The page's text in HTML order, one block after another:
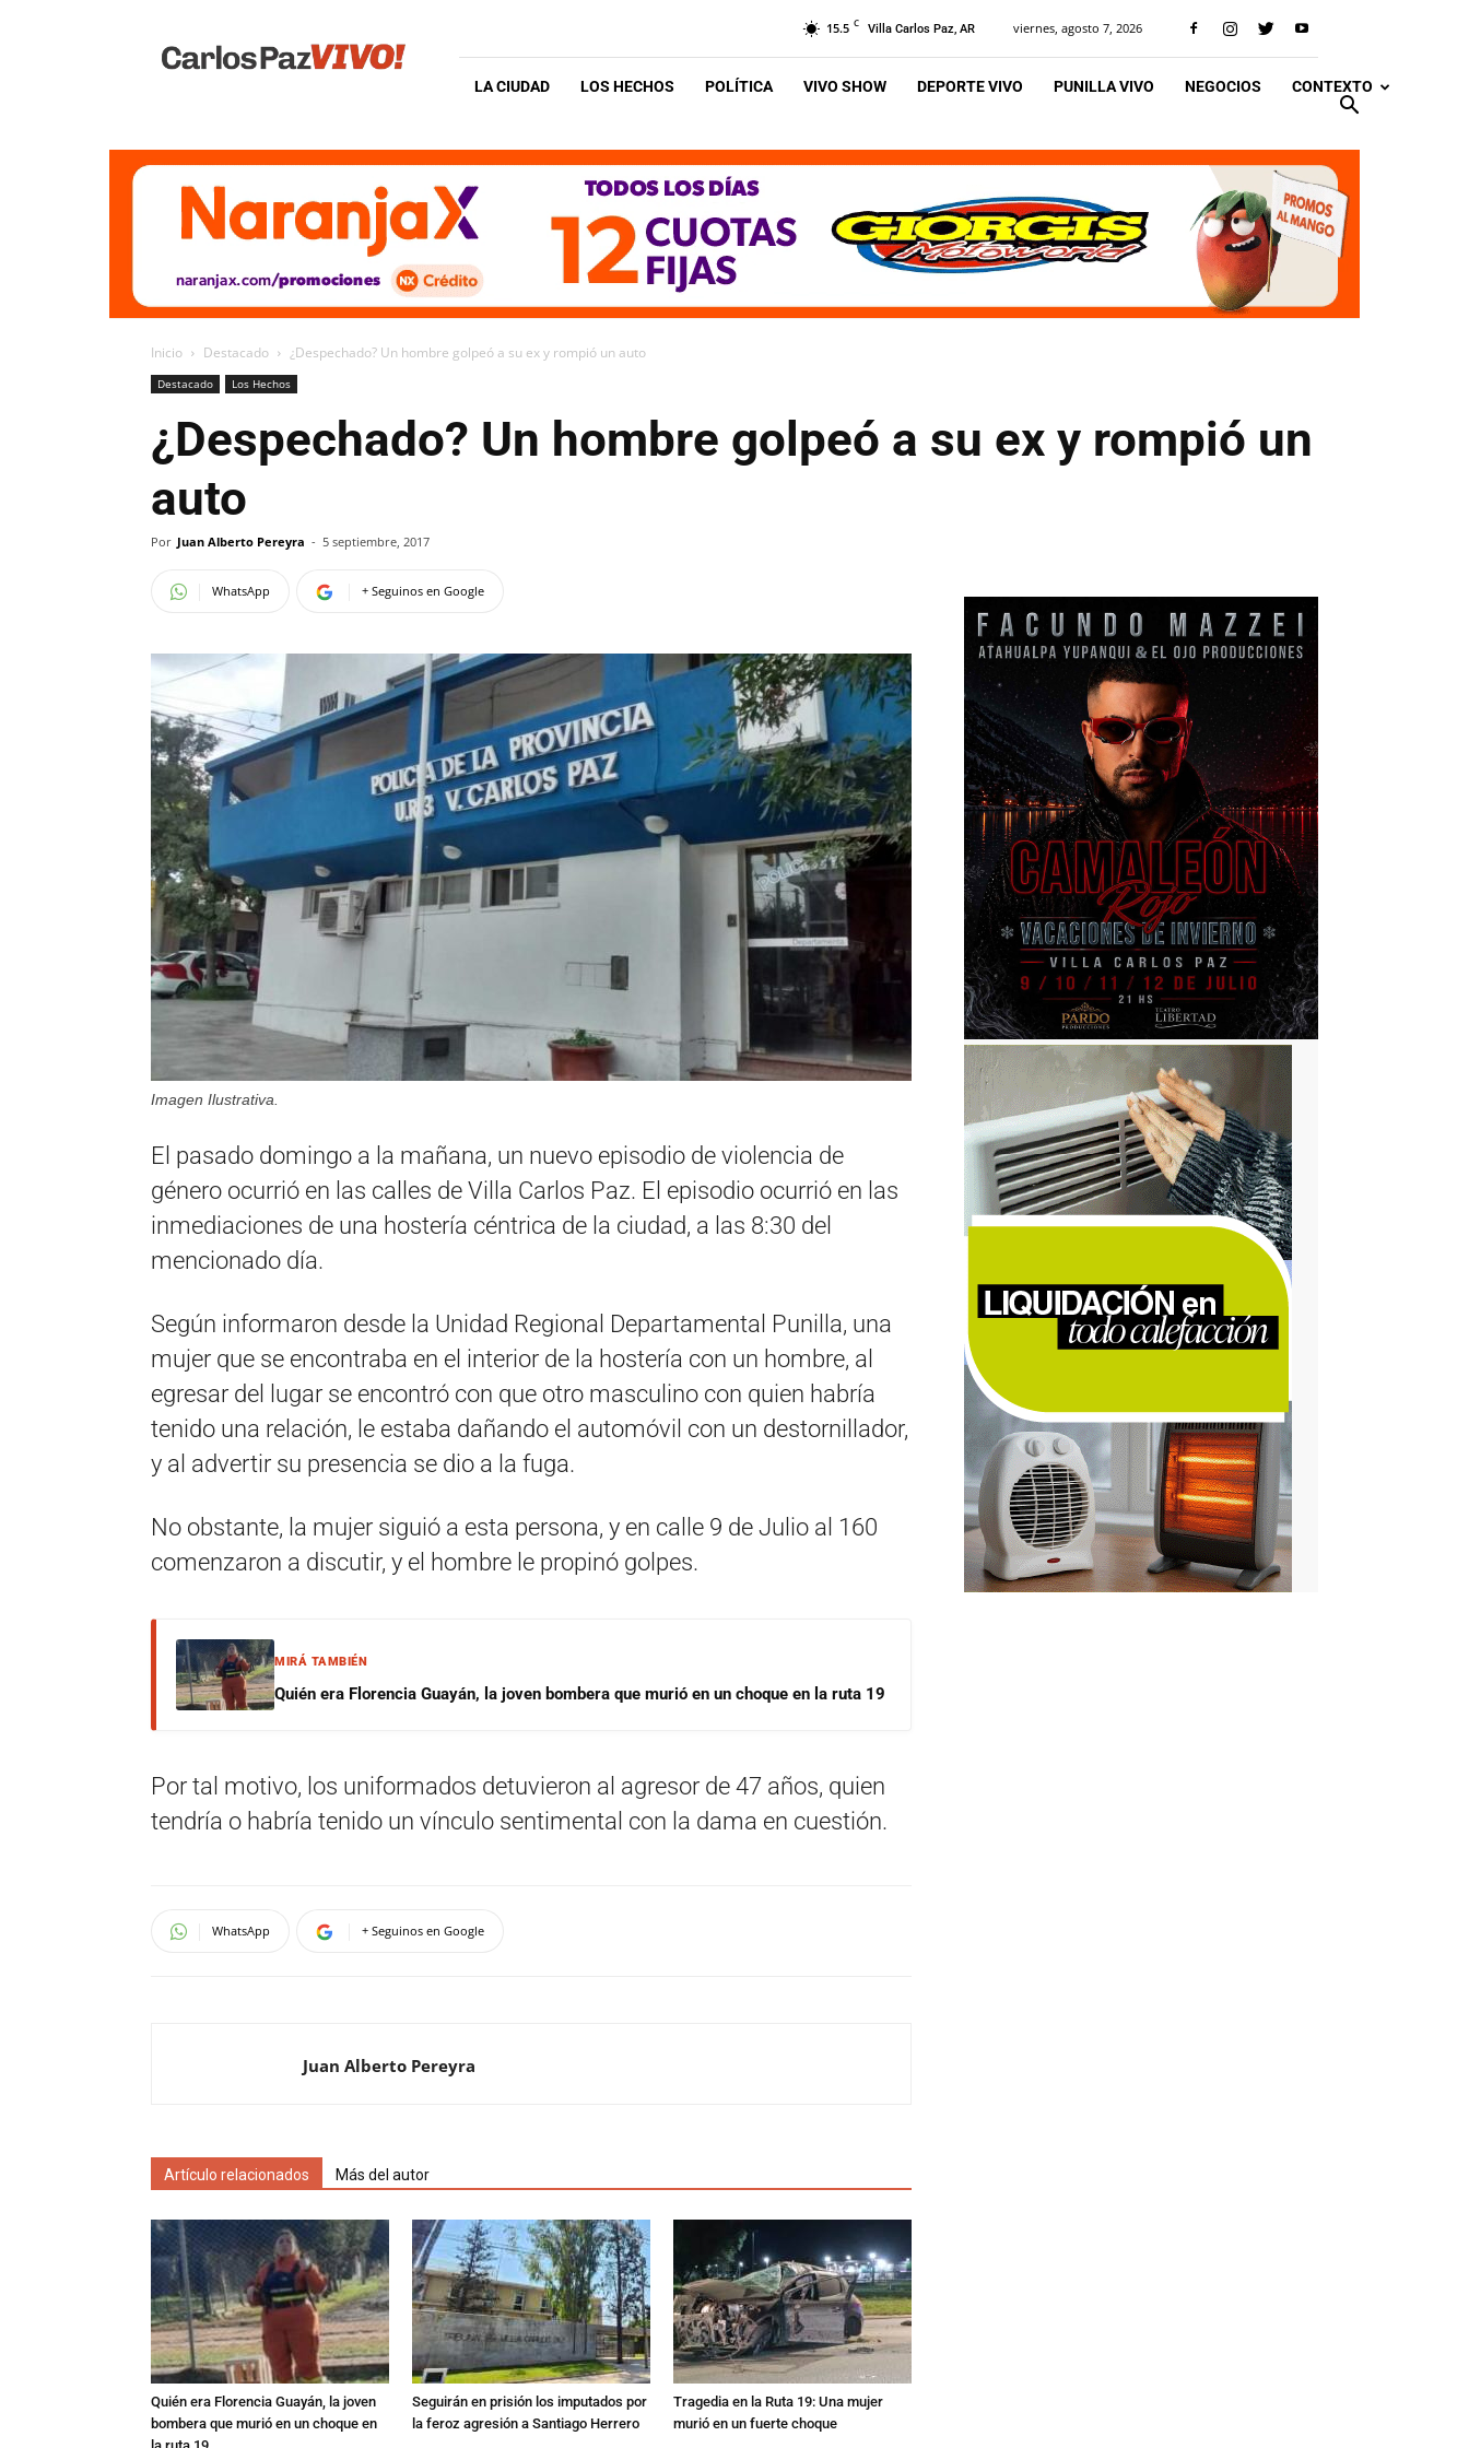
Vivo
15.5 C Villa Carlos Paz, AR viernes, agosto 7, 2026
LA CIUDAD LOS HECHOS POLÍTICA VIVO SHOW DEPORTE VIVO PUNILLA VIVO NEGOCIOS CONTEXTO
Inicio Destacado ¿Despechado? Un hombre golpeó a su ex y rompió un auto
Destacado Los Hechos
¿Despechado? Un hombre golpeó a su ex y rompió un
auto
Por Juan Alberto Pereyra - 5 septiembre, 2017
WhatsApp + Seguinos en Google
Imagen Ilustrativa.
El pasado domingo a la mañana, un nuevo episodio de violencia de
género ocurrió en las calles de Villa Carlos Paz. El episodio ocurrió en las
inmediaciones de una hostería céntrica de la ciudad, a las 8:30 del
mencionado día.
Según informaron desde la Unidad Regional Departamental Punilla, una
mujer que se encontraba en el interior de la hostería con un hombre, al
egresar del lugar se encontró con que otro masculino con quien habría
tenido una relación, le estaba dañando el automóvil con un destornillador,
y al advertir su presencia se dio a la fuga.
No obstante, la mujer siguió a esta persona, y en calle 9 de Julio al 160
comenzaron a discutir, y el hombre le propinó golpes.
MIRÁ TAMBIÉN
Quién era Florencia Guayán, la joven bombera que murió en un choque en la ruta 19
Por tal motivo, los uniformados detuvieron al agresor de 47 años, quien
tendría o habría tenido un vínculo sentimental con la dama en cuestión.
WhatsApp + Seguinos en Google
Juan Alberto Pereyra
Artículo relacionados Más del autor
Quién era Florencia Guayán, la joven
bombera que murió en un choque en
Seguirán en prisión los imputados por
la feroz agresión a Santiago Herrero
Tragedia en la Ruta 19: Una mujer
murió en un fuerte choque